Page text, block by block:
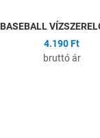
BASEBALL
4.190 Ft
bruttó ár